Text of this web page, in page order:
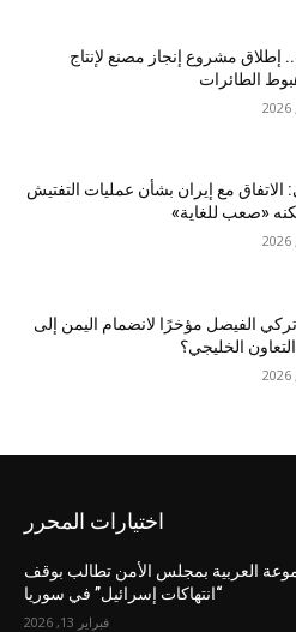
إطلاق مشروع إنجاز مصنع لإنتاج
الطائرات
مع إيران بشأن عمليات التفتيش
«صعب للغاية»
الفيصل مؤخرًا لانضمام اليمن إلى
الخليجي؟
اختيارات المحرر
العربية بمجلس الأمن تطالب بوقف
“انتهاكات إسرائيل” في سوريا
فبراير 13, 2026